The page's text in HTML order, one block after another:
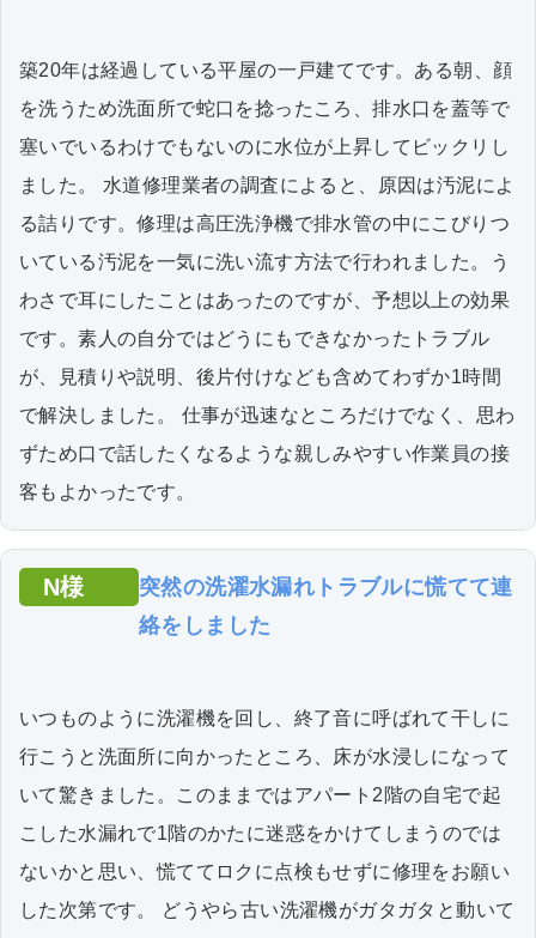
築20年は経過している平屋の一戸建てです。ある朝、顔
を洗うため洗面所で蛇口を捻ったころ、排水口を蓋等で
塞いでいるわけでもないのに水位が上昇してビックリし
ました。 水道修理業者の調査によると、原因は汚泥によ
る詰りです。修理は高圧洗浄機で排水管の中にこびりつ
いている汚泥を一気に洗い流す方法で行われました。う
わさで耳にしたことはあったのですが、予想以上の効果
です。素人の自分ではどうにもできなかったトラブル
が、見積りや説明、後片付けなども含めてわずか1時間
で解決しました。 仕事が迅速なところだけでなく、思わ
ずため口で話したくなるような親しみやすい作業員の接
客もよかったです。
突然の洗濯水漏れトラブルに慌てて連
絡をしました
N様
いつものように洗濯機を回し、終了音に呼ばれて干しに
行こうと洗面所に向かったところ、床が水浸しになって
いて驚きました。このままではアパート2階の自宅で起
こした水漏れで1階のかたに迷惑をかけてしまうのでは
ないかと思い、慌ててロクに点検もせずに修理をお願い
した次第です。 どうやら古い洗濯機がガタガタと動いて